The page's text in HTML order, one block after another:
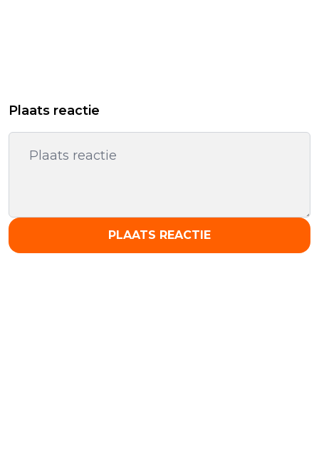
Plaats reactie
PLAATS REACTIE